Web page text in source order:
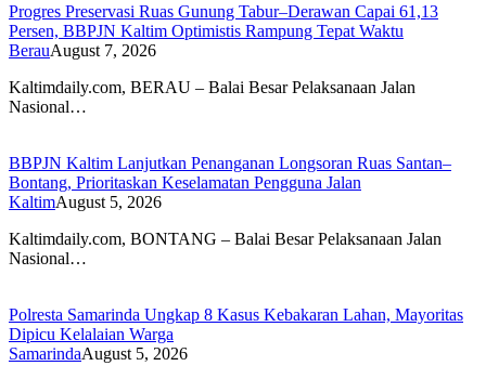
Progres Preservasi Ruas Gunung Tabur–Derawan Capai 61,13
Persen, BBPJN Kaltim Optimistis Rampung Tepat Waktu
BerauAugust 7, 2026
Kaltimdaily.com, BERAU – Balai Besar Pelaksanaan Jalan
Nasional…
BBPJN Kaltim Lanjutkan Penanganan Longsoran Ruas Santan–
Bontang, Prioritaskan Keselamatan Pengguna Jalan
KaltimAugust 5, 2026
Kaltimdaily.com, BONTANG – Balai Besar Pelaksanaan Jalan
Nasional…
Polresta Samarinda Ungkap 8 Kasus Kebakaran Lahan, Mayoritas
Dipicu Kelalaian Warga
SamarindaAugust 5, 2026